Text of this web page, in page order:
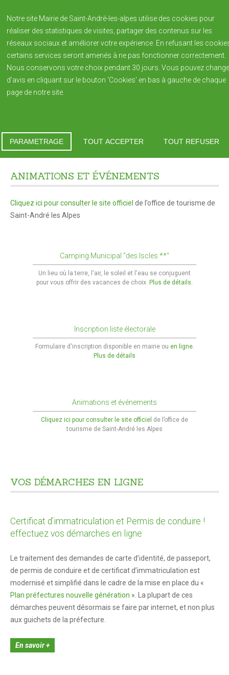
Histoire de la Ville
Patrimoine
Blason de la commune
Bulletin Municipal REFLETS édition annuelle
Reflets 2021
Reflets 2019
Reflets 2016
En image
verdon-info.net
Plan d'accès
Vos démarches
État civil
En 1 clic !
Cimetières
Maison de services au public
Vous êtes ici :Accueil
ANIMATIONS ET ÉVÉNEMENTS
Cliquez ici pour consulter le site officiel de l’office de tourisme de
Saint-André les Alpes
Camping Municipal "des Iscles **"
Un lieu où la terre, l'air, le soleil et l'eau se conjuguent
pour vous offrir des vacances de choix. Plus de détails.
Inscription liste électorale
Formulaire d'inscription disponible en mairie ou en ligne.
Plus de détails
Animations et événements
Cliquez ici pour consulter le site officiel de l’office de
tourisme de Saint-André les Alpes
VOS DÉMARCHES EN LIGNE
Certificat d’immatriculation et Permis de conduire !
effectuez vos démarches en ligne
Le traitement des demandes de carte d’identité, de passeport,
de permis de conduire et de certificat d’immatriculation est
modernisé et simplifié dans le cadre de la mise en place du «
Plan préfectures nouvelle génération ». La plupart de ces
démarches peuvent désormais se faire par internet, et non plus
aux guichets de la préfecture.
En savoir +
Notre site Mairie de Saint-André-les-alpes utilise des cookies pour
réaliser des statistiques de visites, partager des contenus sur les
réseaux sociaux et améliorer votre expérience. En refusant les
certains services seront amenés à ne pas fonctionner correctement.
Nous conservons votre choix pendant 30 jours. Vous pouvez
d'avis en cliquant sur le bouton 'Cookies' en bas à gauche de chaque
page de notre site.
PARAMETRAGE TOUT ACCEPTER TOUT REFUSER